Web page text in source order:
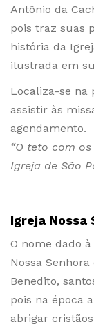
Antônio da
pois traz suas
história da
ilustrada em
Localiza-se na
assistir às
agendamento.
“O teto com
Igreja de São
Igreja Nossa
O nome dado
Nossa
Benedito,
pois na época
abrigar